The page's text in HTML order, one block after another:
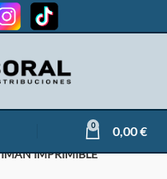
0 0,00€
IMÁN IMPRIMIBLE